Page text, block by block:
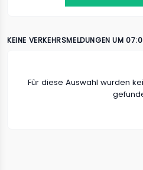
KEINE VERKEHRSMELDUNGEN UM
Fûr diese Auswahl wurden